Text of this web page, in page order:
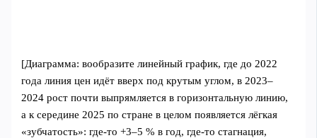
[Диаграмма: вообразите линейный график, где до 2022
года линия цен идёт вверх под крутым углом, в 2023–
2024 рост почти выпрямляется в горизонтальную линию,
а к середине 2025 по стране в целом появляется лёгкая
«зубчатость»: где‑то +3–5 % в год, где‑то стагнация,